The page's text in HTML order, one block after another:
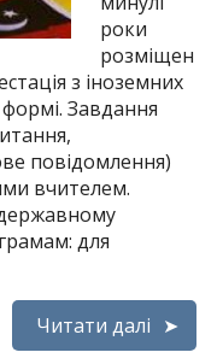
роки
розміщен
з іноземних
Завдання
повідомлення)
вчителем.
для
Читати далі